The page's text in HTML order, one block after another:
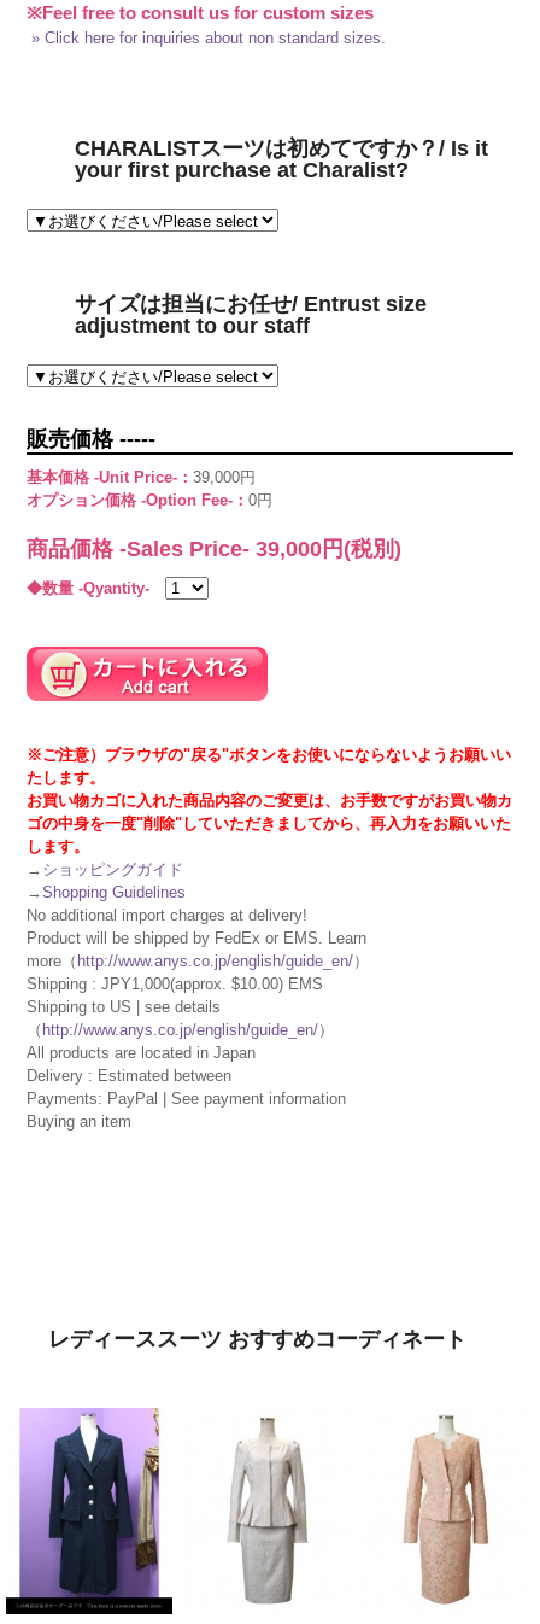
※Feel free to consult us for custom sizes
» Click here for inquiries about non standard sizes.
CHARALISTスーツは初めてですか？/ Is it
your first purchase at Charalist?
サイズは担当にお任せ/ Entrust size
adjustment to our staff
販売価格 -----
基本価格 -Unit Price-：39,000円
オプション価格 -Option Fee-：0円
商品価格 -Sales Price-39,000 円(税別)
◆数量 -Qyantity-
※ご注意）ブラウザの"戻る"ボタンをお使いにならないようお願いい
たします。
お買い物カゴに入れた商品内容のご変更は、お手数ですがお買い物カ
ゴの中身を一度"削除"していただきましてから、再入力をお願いいた
します。
→ ショッピングガイド
→Shopping Guidelines
No additional import charges at delivery!
Product will be shipped by FedEx or EMS. Learn
more（ http://www.anys.co.jp/english/guide_en/）
Shipping : JPY1,000(approx. $10.00) EMS
Shipping to US | see details
（ http://www.anys.co.jp/english/guide_en/）
All products are located in Japan
Delivery : Estimated between
Payments: PayPal | See payment information
Buying an item
レディーススーツ おすすめコーディネート